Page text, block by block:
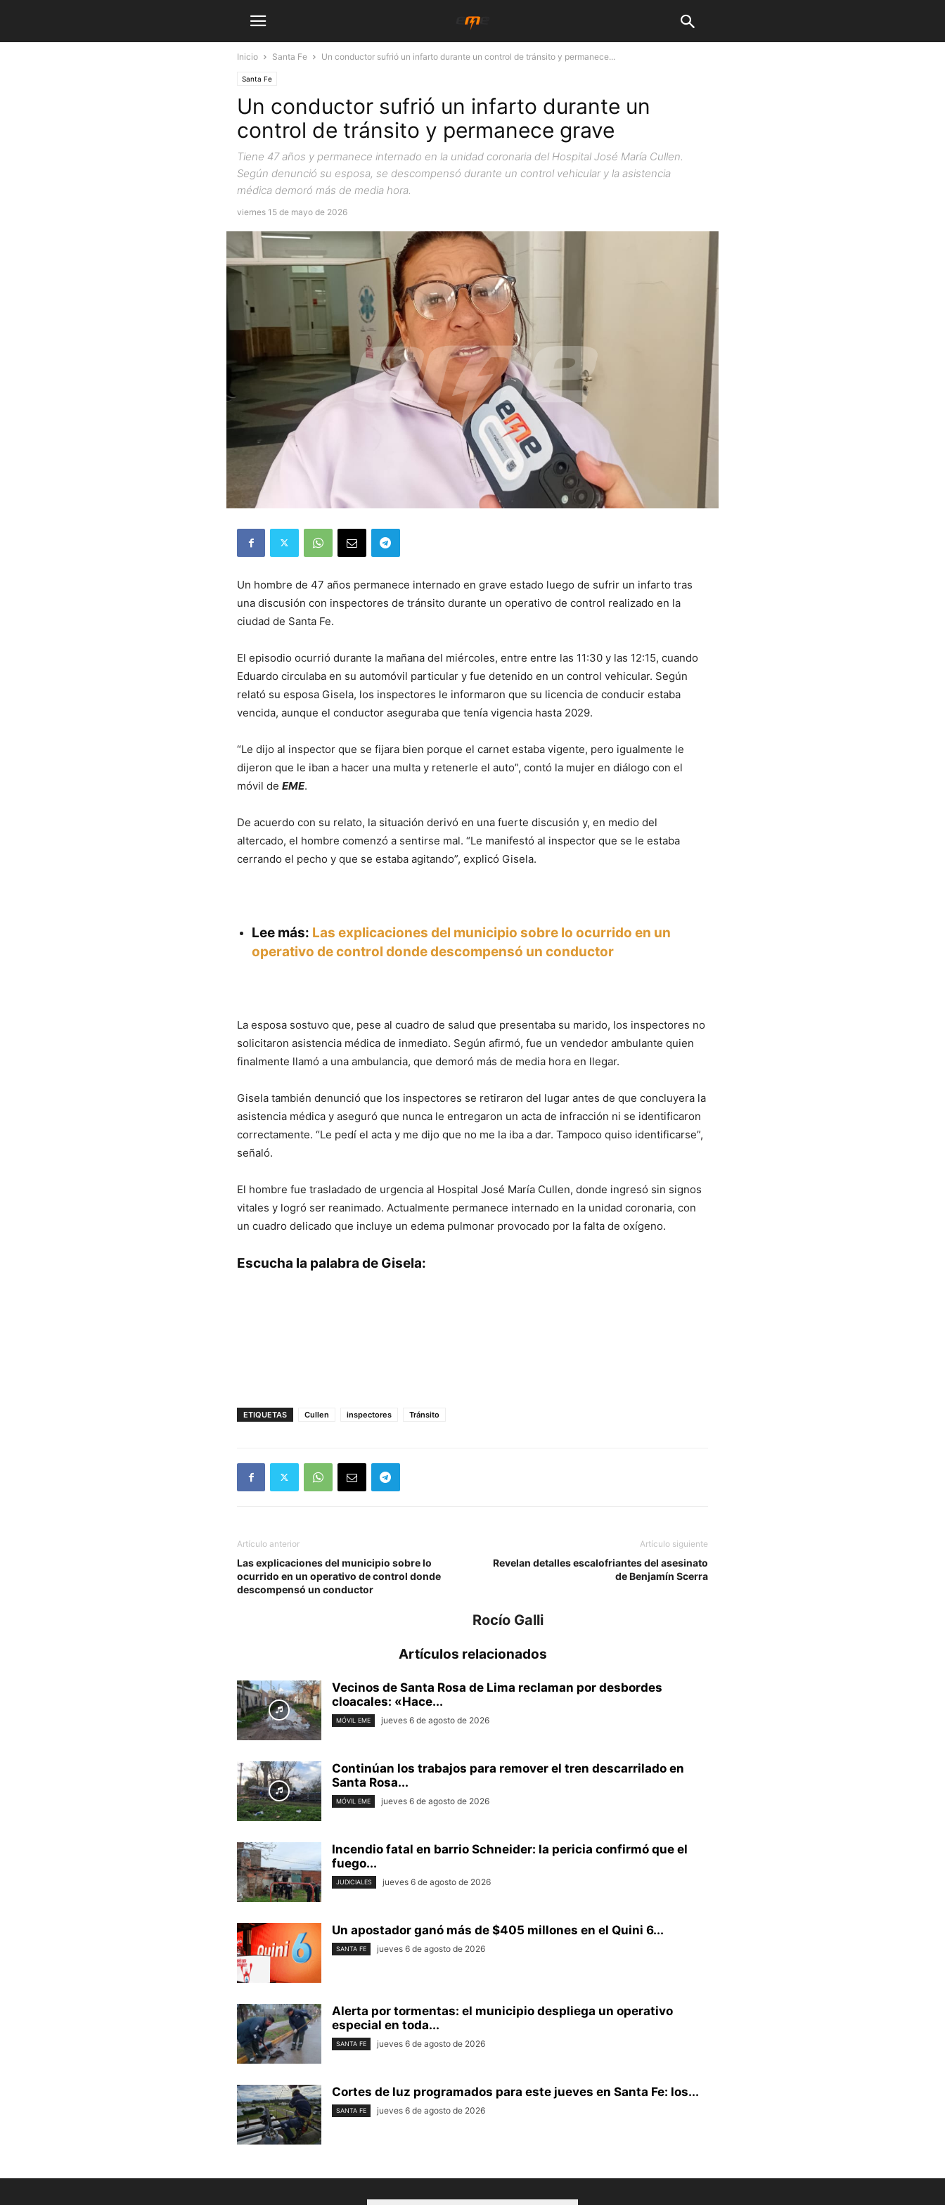
Inicio Santa Fe Un conductor sufrió un infarto durante un control de tránsito y permanece...
Santa Fe
Un conductor sufrió un infarto durante un
control de tránsito y permanece grave
Tiene 47 años y permanece internado en la unidad coronaria del Hospital José María Cullen.
Según denunció su esposa, se descompensó durante un control vehicular y la asistencia
médica demoró más de media hora.
viernes 15 de mayo de 2026
Un hombre de 47 años permanece internado en grave estado luego de sufrir un infarto tras
una discusión con inspectores de tránsito durante un operativo de control realizado en la
ciudad de Santa Fe.
El episodio ocurrió durante la mañana del miércoles, entre entre las 11:30 y las 12:15, cuando
Eduardo circulaba en su automóvil particular y fue detenido en un control vehicular. Según
relató su esposa Gisela, los inspectores le informaron que su licencia de conducir estaba
vencida, aunque el conductor aseguraba que tenía vigencia hasta 2029.
“Le dijo al inspector que se fijara bien porque el carnet estaba vigente, pero igualmente le
dijeron que le iban a hacer una multa y retenerle el auto”, contó la mujer en diálogo con el
móvil de EME.
De acuerdo con su relato, la situación derivó en una fuerte discusión y, en medio del
altercado, el hombre comenzó a sentirse mal. “Le manifestó al inspector que se le estaba
cerrando el pecho y que se estaba agitando”, explicó Gisela.
Lee más: Las explicaciones del municipio sobre lo ocurrido en un
operativo de control donde descompensó un conductor
La esposa sostuvo que, pese al cuadro de salud que presentaba su marido, los inspectores no
solicitaron asistencia médica de inmediato. Según afirmó, fue un vendedor ambulante quien
finalmente llamó a una ambulancia, que demoró más de media hora en llegar.
Gisela también denunció que los inspectores se retiraron del lugar antes de que concluyera la
asistencia médica y aseguró que nunca le entregaron un acta de infracción ni se identificaron
correctamente. “Le pedí el acta y me dijo que no me la iba a dar. Tampoco quiso identificarse”,
señaló.
El hombre fue trasladado de urgencia al Hospital José María Cullen, donde ingresó sin signos
vitales y logró ser reanimado. Actualmente permanece internado en la unidad coronaria, con
un cuadro delicado que incluye un edema pulmonar provocado por la falta de oxígeno.
Escucha la palabra de Gisela:
ETIQUETAS Cullen inspectores Tránsito
Artículo anterior
Las explicaciones del municipio sobre lo
ocurrido en un operativo de control donde
descompensó un conductor
Artículo siguiente
Revelan detalles escalofriantes del asesinato
de Benjamín Scerra
Rocío Galli
Artículos relacionados
Vecinos de Santa Rosa de Lima reclaman por desbordes
cloacales: «Hace...
MÓVIL EME jueves 6 de agosto de 2026
Continúan los trabajos para remover el tren descarrilado en
Santa Rosa...
MÓVIL EME jueves 6 de agosto de 2026
Incendio fatal en barrio Schneider: la pericia confirmó que el
fuego...
JUDICIALES jueves 6 de agosto de 2026
Un apostador ganó más de $405 millones en el Quini 6...
SANTA FE jueves 6 de agosto de 2026
Alerta por tormentas: el municipio despliega un operativo
especial en toda...
SANTA FE jueves 6 de agosto de 2026
Cortes de luz programados para este jueves en Santa Fe: los...
SANTA FE jueves 6 de agosto de 2026